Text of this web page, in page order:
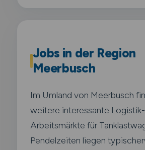
Jobs in der Region
Meerbusch
Im Umland von Meerbusch
weitere interessante Logistik-
Arbeitsmärkte für
Pendelzeiten liegen